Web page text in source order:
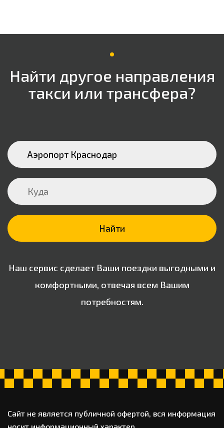
Найти другое направления
такси или трансфера?
Аэропорт Краснодар
Найти
Наш сервис сделает Ваши поездки выгодными и
комфортными, отвечая всем Вашим
потребностям.
Сайт не является публичной офертой, вся информация
носит информационный характер